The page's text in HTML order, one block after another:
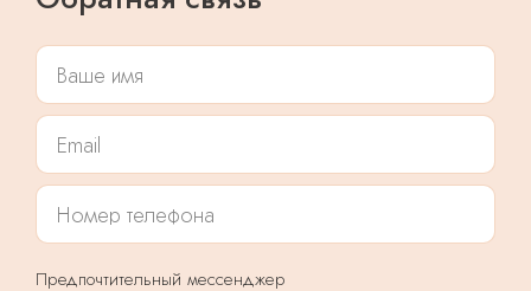
Предпочтительный мессенджер